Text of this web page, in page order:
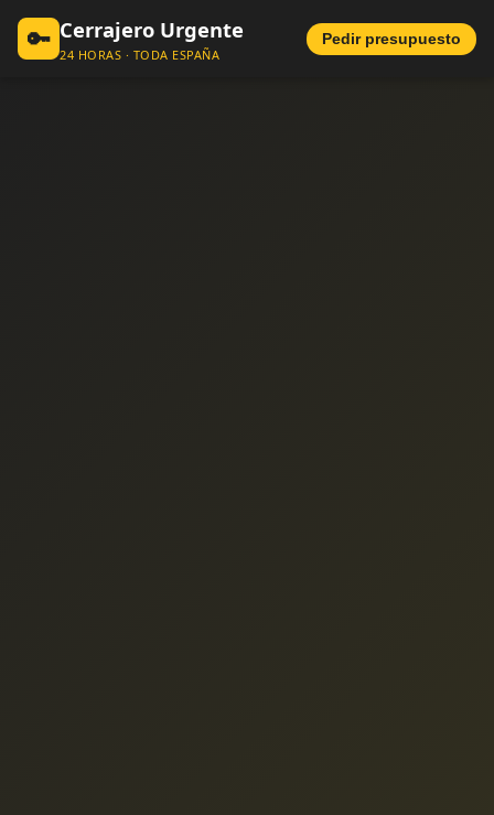
🔑 Cerrajero Urgente
24 HORAS · TODA ESPAÑA
Pedir presupuesto